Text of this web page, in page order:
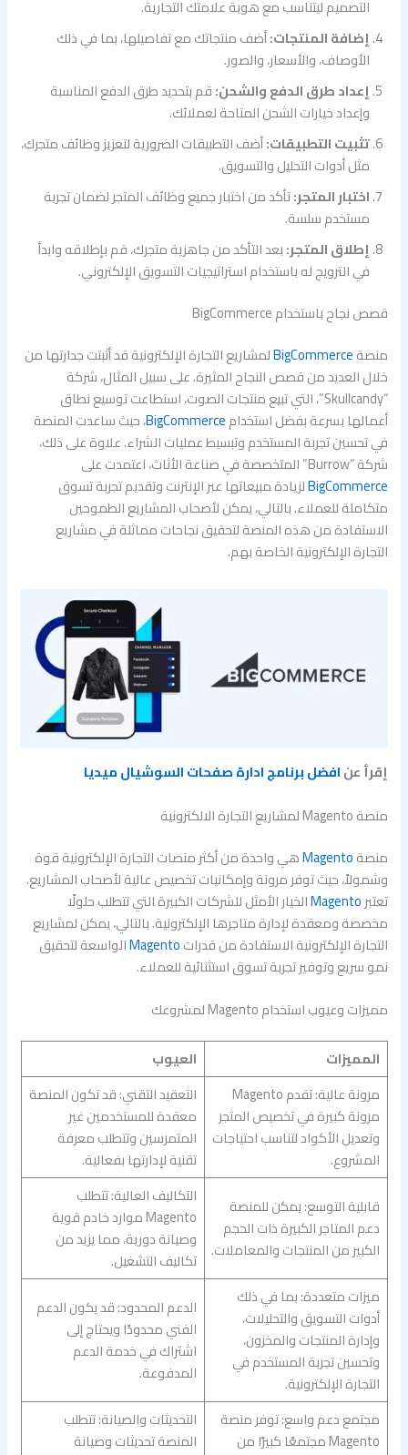
التصميم ليتناسب مع هوية علامتك التجارية.
إضافة المنتجات:أضف منتجاتك مع تفاصيلها، بما في ذلك
الأوصاف، والأسعار، والصور.
إعداد طرق الدفع والشحن:قم بتحديد طرق الدفع المناسبة
وإعداد خيارات الشحن المتاحة لعملائك.
تثبيت التطبيقات:أضف التطبيقات الضرورية لتعزيز وظائف متجرك،
مثل أدوات التحليل والتسويق.
اختبار المتجر:تأكد من اختبار جميع وظائف المتجر لضمان تجربة
مستخدم سلسة.
إطلاق المتجر:بعد التأكد من جاهزية متجرك، قم بإطلاقه وابدأ
في الترويج له باستخدام استراتيجيات التسويق الإلكتروني.
قصص نجاح باستخدام BigCommerce
منصةBigCommerceلمشاريع التجارة الإلكترونية قد أثبتت جدارتها من
خلال العديد من قصص النجاح المثيرة. على سبيل المثال، شركة
“Skullcandy”، التي تبيع منتجات الصوت، استطاعت توسيع نطاق
أعمالها بسرعة بفضل استخدامBigCommerce، حيث ساعدت المنصة
في تحسين تجربة المستخدم وتبسيط عمليات الشراء. علاوة على ذلك،
شركة “Burrow” المتخصصة في صناعة الأثاث، اعتمدت على
BigCommerceلزيادة مبيعاتها عبر الإنترنت وتقديم تجربة تسوق
متكاملة للعملاء. بالتالي، يمكن لأصحاب المشاريع الطموحين
الاستفادة من هذه المنصة لتحقيق نجاحات مماثلة في مشاريع
التجارة الإلكترونية الخاصة بهم.
إقرأ عنافضل برنامج ادارة صفحات السوشيال ميديا
منصة Magento لمشاريع التجارة الالكترونية
منصةMagentoهي واحدة من أكثر منصات التجارة الإلكترونية قوة
وشمولاً، حيث توفر مرونة وإمكانيات تخصيص عالية لأصحاب المشاريع.
تعتبرMagentoالخيار الأمثل للشركات الكبيرة التي تتطلب حلولًا
مخصصة ومعقدة لإدارة متاجرها الإلكترونية. بالتالي، يمكن لمشاريع
التجارة الإلكترونية الاستفادة من قدراتMagentoالواسعة لتحقيق
نمو سريع وتوفير تجربة تسوق استثنائية للعملاء.
مميزات وعيوب استخدام Magento لمشروعك
المميزات
العيوب
مرونة عالية: تقدم Magento
مرونة كبيرة في تخصيص المتجر
وتعديل الأكواد لتناسب احتياجات
المشروع.
التعقيد التقني: قد تكون المنصة
معقدة للمستخدمين غير
المتمرسين وتتطلب معرفة
تقنية لإدارتها بفعالية.
قابلية التوسع: يمكن للمنصة
دعم المتاجر الكبيرة ذات الحجم
الكبير من المنتجات والمعاملات.
التكاليف العالية: تتطلب
Magento موارد خادم قوية
وصيانة دورية، مما يزيد من
تكاليف التشغيل.
ميزات متعددة: بما في ذلك
أدوات التسويق والتحليلات،
وإدارة المنتجات والمخزون،
وتحسين تجربة المستخدم في
التجارة الإلكترونية.
الدعم المحدود: قد يكون الدعم
الفني محدودًا ويحتاج إلى
اشتراك في خدمة الدعم
المدفوعة.
مجتمع دعم واسع: توفر منصة
Magento مجتمعًا كبيرًا من
التحديثات والصيانة: تتطلب
المنصة تحديثات وصيانة